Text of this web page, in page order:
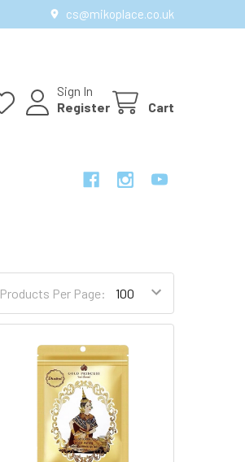
cs@mikoplace.co.uk
Sign In
Register
Cart
Products Per Page: